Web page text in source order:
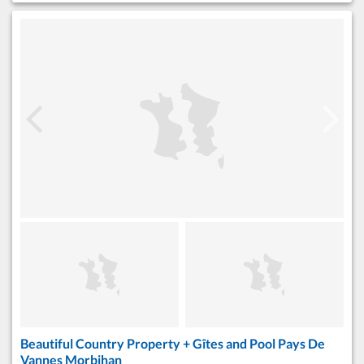
Beautiful Country Property + Gîtes and Pool Pays De
Vannes Morbihan